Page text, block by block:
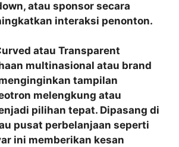
atau sponsor secara
interaksi penonton.
atau Transparent
multinasional atau brand
tampilan
melengkung atau
pilihan tepat. Dipasang di
pusat perbelanjaan seperti
ini memberikan kesan